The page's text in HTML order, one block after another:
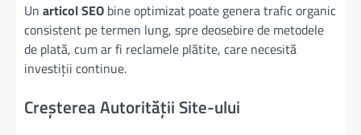
Un articol SEO bine optimizat poate genera trafic organic
consistent pe termen lung, spre deosebire de metodele
de plată, cum ar fi reclamele plătite, care necesită
investiții continue.
Creșterea Autorității Site-ului